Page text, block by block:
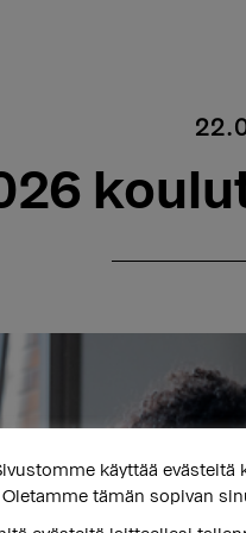
käyttää evästeitä
Oletamme tämän sopivan